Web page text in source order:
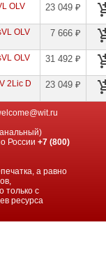
OLV
23 049 ₽
OLV
7 666 ₽
OLV
31 492 ₽
2Lic D
23 049 ₽
России+7 (800)
а равно
только с
ресурса